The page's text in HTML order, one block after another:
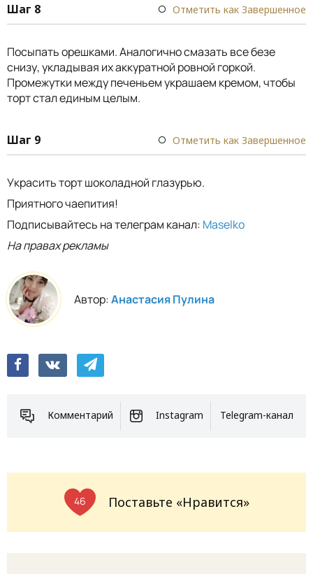
Шаг 8 Отметить как Завершенное
Посыпать орешками. Аналогично смазать все безе
снизу, укладывая их аккуратной ровной горкой.
Промежутки между печеньем украшаем кремом, чтобы
торт стал единым целым.
Шаг 9 Отметить как Завершенное
Украсить торт шоколадной глазурью.
Приятного чаепития!
Подписывайтесь на телеграм канал: Maselko
На правах рекламы
Автор:Анастасия Пулина
Комментарий Instagram Telegram-канал
46 Поставьте «Нравится»